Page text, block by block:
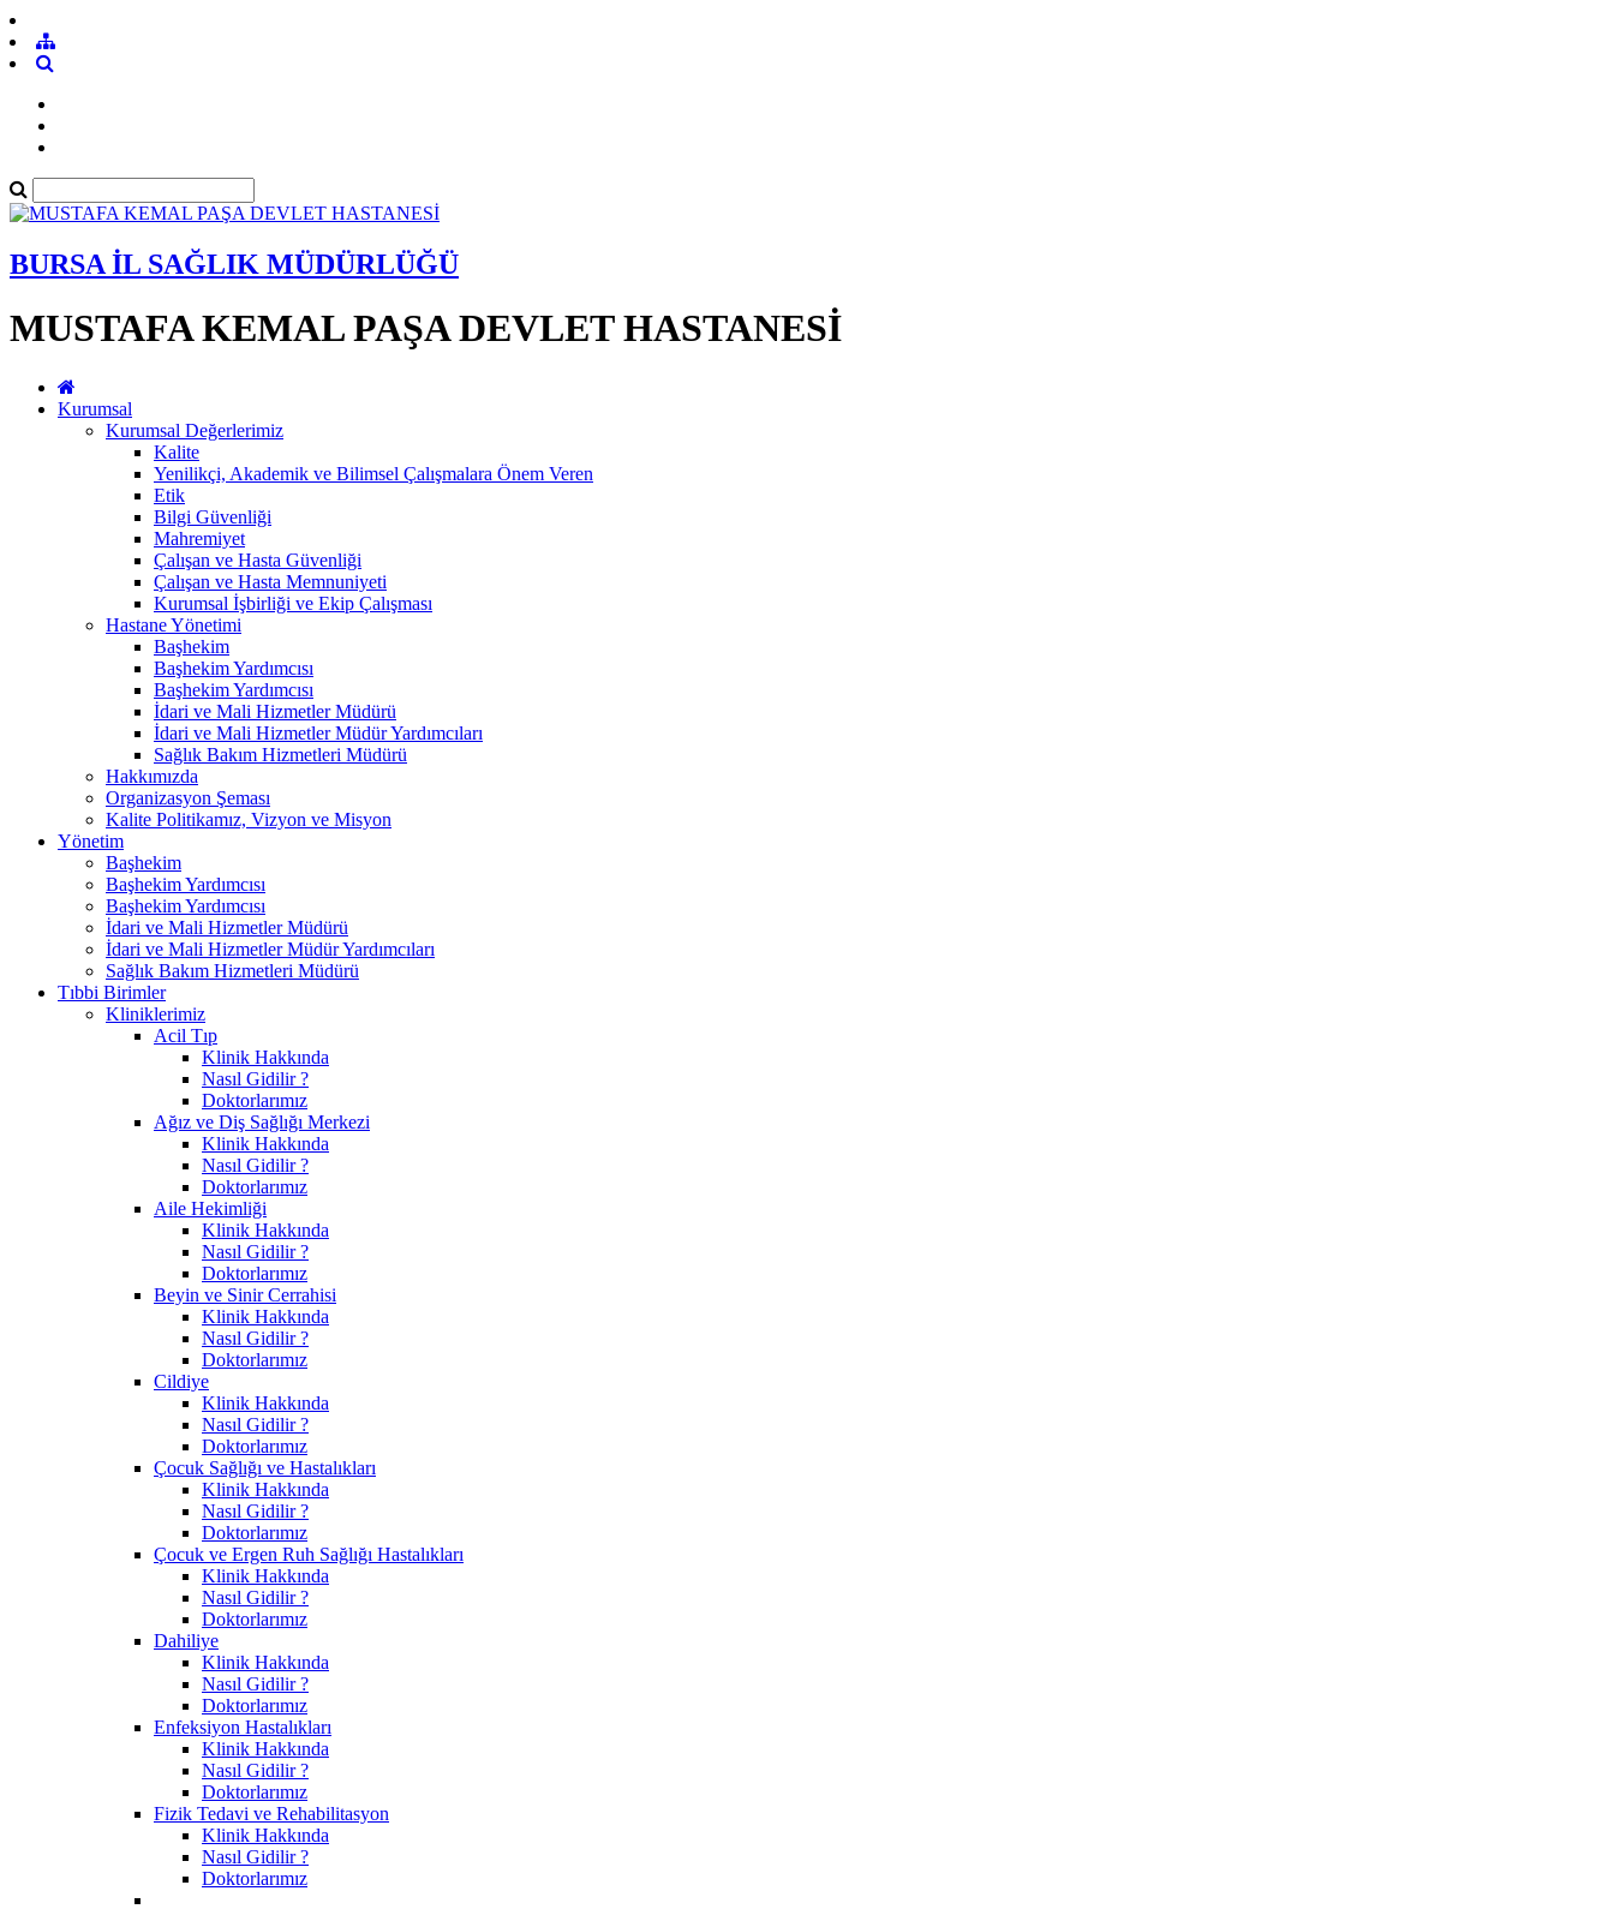
BURSA İL SAĞLIK MÜDÜRLÜĞÜ
MUSTAFA KEMAL PAŞA DEVLET HASTANESİ
Kurumsal
Kurumsal Değerlerimiz
Kalite
Yenilikçi, Akademik ve Bilimsel Çalışmalara Önem Veren
Etik
Bilgi Güvenliği
Mahremiyet
Çalışan ve Hasta Güvenliği
Çalışan ve Hasta Memnuniyeti
Kurumsal İşbirliği ve Ekip Çalışması
Hastane Yönetimi
Başhekim
Başhekim Yardımcısı
Başhekim Yardımcısı
İdari ve Mali Hizmetler Müdürü
İdari ve Mali Hizmetler Müdür Yardımcıları
Sağlık Bakım Hizmetleri Müdürü
Hakkımızda
Organizasyon Şeması
Kalite Politikamız, Vizyon ve Misyon
Yönetim
Başhekim
Başhekim Yardımcısı
Başhekim Yardımcısı
İdari ve Mali Hizmetler Müdürü
İdari ve Mali Hizmetler Müdür Yardımcıları
Sağlık Bakım Hizmetleri Müdürü
Tıbbi Birimler
Kliniklerimiz
Acil Tıp
Klinik Hakkında
Nasıl Gidilir ?
Doktorlarımız
Ağız ve Diş Sağlığı Merkezi
Klinik Hakkında
Nasıl Gidilir ?
Doktorlarımız
Aile Hekimliği
Klinik Hakkında
Nasıl Gidilir ?
Doktorlarımız
Beyin ve Sinir Cerrahisi
Klinik Hakkında
Nasıl Gidilir ?
Doktorlarımız
Cildiye
Klinik Hakkında
Nasıl Gidilir ?
Doktorlarımız
Çocuk Sağlığı ve Hastalıkları
Klinik Hakkında
Nasıl Gidilir ?
Doktorlarımız
Çocuk ve Ergen Ruh Sağlığı Hastalıkları
Klinik Hakkında
Nasıl Gidilir ?
Doktorlarımız
Dahiliye
Klinik Hakkında
Nasıl Gidilir ?
Doktorlarımız
Enfeksiyon Hastalıkları
Klinik Hakkında
Nasıl Gidilir ?
Doktorlarımız
Fizik Tedavi ve Rehabilitasyon
Klinik Hakkında
Nasıl Gidilir ?
Doktorlarımız